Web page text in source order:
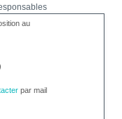
au
par mail